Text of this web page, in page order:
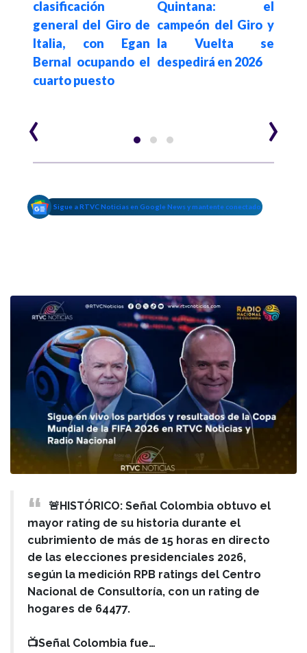
clasificación
general del Giro de
Italia, con Egan
Bernal ocupando el
cuarto puesto
Quintana: el
campeón del Giro y
la Vuelta se
despedirá en 2026
‹ ›
Sigue a RTVC Noticias en Google News y mantente conectado
🚨HISTÓRICO: Señal Colombia obtuvo el
mayor rating de su historia durante el
cubrimiento de más de 15 horas en directo
de las elecciones presidenciales 2026,
según la medición RPB ratings del Centro
Nacional de Consultoría, con un rating de
hogares de 64477.
📺Señal Colombia fue…